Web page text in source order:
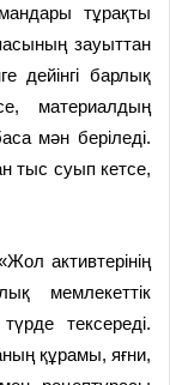
тұрақты
зауыттан
дейінгі барлық
материалдың
мән беріледі.
тыс суып кетсе,
активтерінің
мемлекеттік
тексереді.
құрамы, яғни,